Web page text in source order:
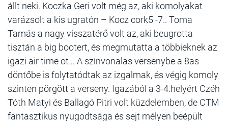
állt neki. Koczka Geri volt még az, aki komolyakat
varázsolt a kis ugratón – Kocz cork5 -7.. Toma
Tamás a nagy visszatérő volt az, aki beugrotta
tisztán a big bootert, és megmutatta a többieknek az
igazi air time ot… A színvonalas versenybe a 8as
döntőbe is folytatódtak az izgalmak, és végig komoly
szinten pörgött a verseny. Igazából a 3-4.helyért Czéh
Tóth Matyi és Ballagó Pitri volt küzdelemben, de CTM
fantasztikus nyugodtsága és sejt mélyen beépült